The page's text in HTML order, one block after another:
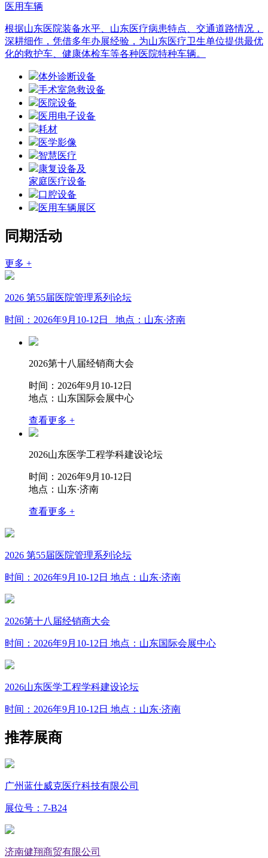
医用车辆
根据山东医院装备水平、山东医疗病患特点、交通道路情况，
深耕细作，凭借多年办展经验，为山东医疗卫生单位提供最优
化的救护车、健康体检车等各种医院特种车辆。
体外诊断设备
手术室急救设备
医院设备
医用电子设备
耗材
医学影像
智慧医疗
康复设备及
家庭医疗设备
口腔设备
医用车辆展区
同期活动
更多 +
2026 第55届医院管理系列论坛
时间：2026年9月10-12日 地点：山东·济南
2026第十八届经销商大会
时间：2026年9月10-12日
地点：山东国际会展中心
查看更多 +
2026山东医学工程学科建设论坛
时间：2026年9月10-12日
地点：山东·济南
查看更多 +
2026 第55届医院管理系列论坛
时间：2026年9月10-12日 地点：山东·济南
2026第十八届经销商大会
时间：2026年9月10-12日 地点：山东国际会展中心
2026山东医学工程学科建设论坛
时间：2026年9月10-12日 地点：山东·济南
推荐展商
广州蓝仕威克医疗科技有限公司
展位号：7-B24
济南健翔商贸有限公司